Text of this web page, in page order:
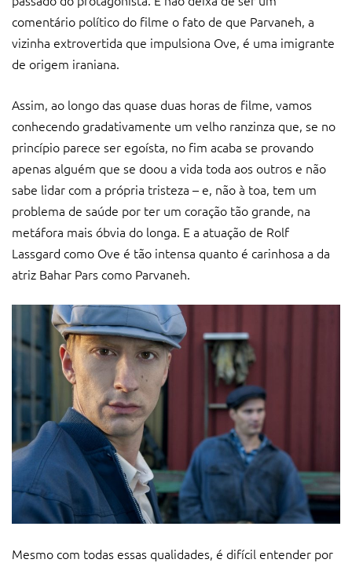
comentário político do filme o fato de que Parvaneh, a
vizinha extrovertida que impulsiona Ove, é uma imigrante
de origem iraniana.
Assim, ao longo das quase duas horas de filme, vamos
conhecendo gradativamente um velho ranzinza que, se no
princípio parece ser egoísta, no fim acaba se provando
apenas alguém que se doou a vida toda aos outros e não
sabe lidar com a própria tristeza – e, não à toa, tem um
problema de saúde por ter um coração tão grande, na
metáfora mais óbvia do longa. E a atuação de Rolf
Lassgard como Ove é tão intensa quanto é carinhosa a da
atriz Bahar Pars como Parvaneh.
Mesmo com todas essas qualidades, é difícil entender por